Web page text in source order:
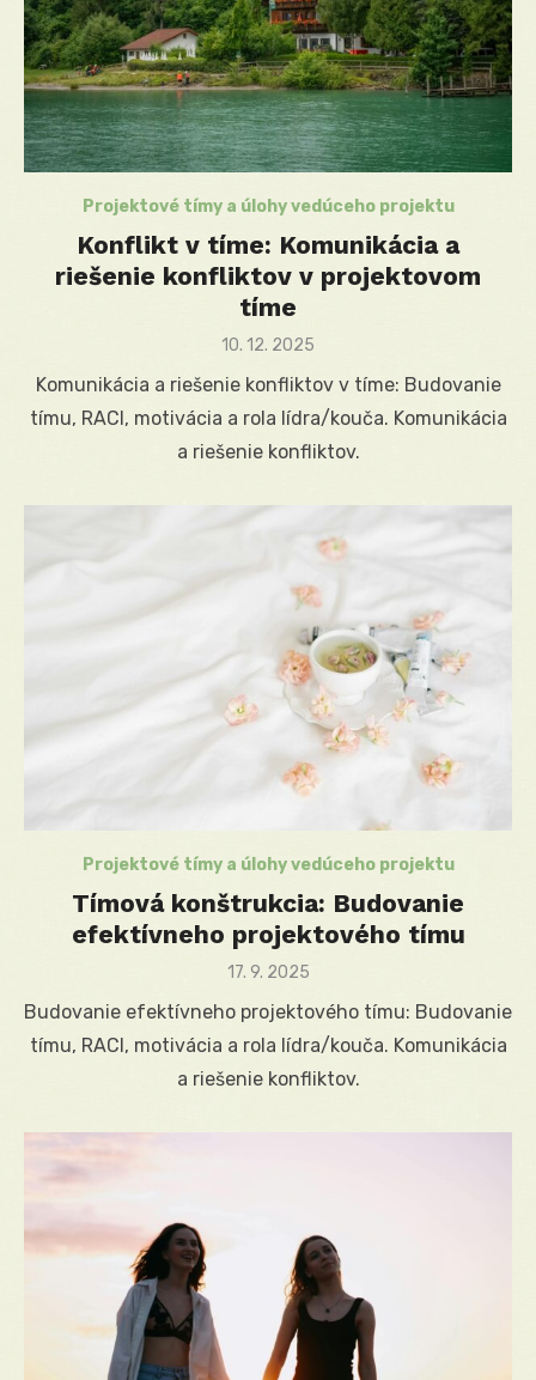
Projektové tímy a úlohy vedúceho projektu
Konflikt v tíme: Komunikácia a
riešenie konfliktov v projektovom
tíme
Posted
10. 12. 2025
Komunikácia a riešenie konfliktov v tíme: Budovanie
tímu, RACI, motivácia a rola lídra/kouča. Komunikácia
a riešenie konfliktov.
Projektové tímy a úlohy vedúceho projektu
Tímová konštrukcia: Budovanie
efektívneho projektového tímu
Posted
17. 9. 2025
Budovanie efektívneho projektového tímu: Budovanie
tímu, RACI, motivácia a rola lídra/kouča. Komunikácia
a riešenie konfliktov.